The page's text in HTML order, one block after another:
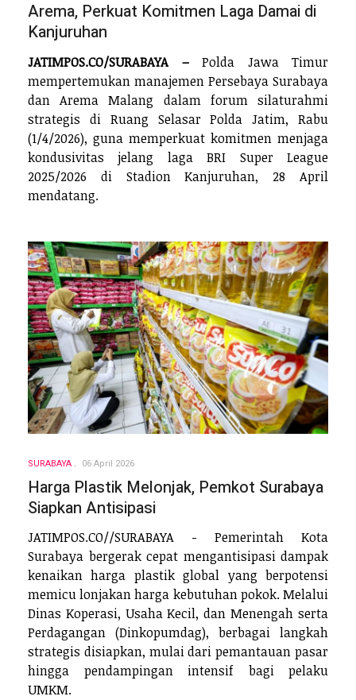
Arema, Perkuat Komitmen Laga Damai di
Kanjuruhan
JATIMPOS.CO/SURABAYA –Polda Jawa Timur
mempertemukan manajemen Persebaya Surabaya
dan Arema Malang dalam forum silaturahmi
strategis di Ruang Selasar Polda Jatim, Rabu
(1/4/2026), guna memperkuat komitmen menjaga
kondusivitas jelang laga BRI Super League
2025/2026 di Stadion Kanjuruhan, 28 April
mendatang.
SURABAYA 06 April 2026
Harga Plastik Melonjak, Pemkot Surabaya
Siapkan Antisipasi
JATIMPOS.CO//SURABAYA - Pemerintah Kota
Surabaya bergerak cepat mengantisipasi dampak
kenaikan harga plastik global yang berpotensi
memicu lonjakan harga kebutuhan pokok. Melalui
Dinas Koperasi, Usaha Kecil, dan Menengah serta
Perdagangan (Dinkopumdag), berbagai langkah
strategis disiapkan, mulai dari pemantauan pasar
hingga pendampingan intensif bagi pelaku
UMKM.